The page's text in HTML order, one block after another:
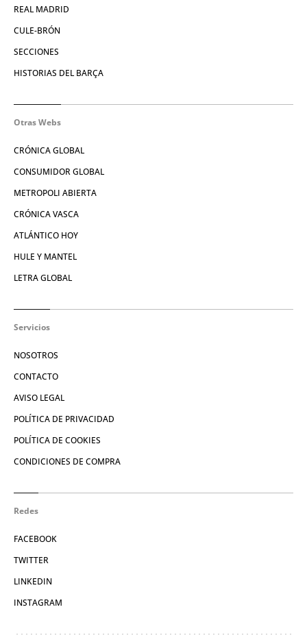
REAL MADRID
CULE-BRÓN
SECCIONES
HISTORIAS DEL BARÇA
Otras Webs
CRÓNICA GLOBAL
CONSUMIDOR GLOBAL
METROPOLI ABIERTA
CRÓNICA VASCA
ATLÁNTICO HOY
HULE Y MANTEL
LETRA GLOBAL
Servicios
NOSOTROS
CONTACTO
AVISO LEGAL
POLÍTICA DE PRIVACIDAD
POLÍTICA DE COOKIES
CONDICIONES DE COMPRA
Redes
FACEBOOK
TWITTER
LINKEDIN
INSTAGRAM